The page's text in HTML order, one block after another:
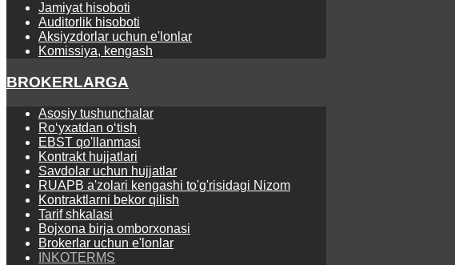
Jamiyat hisoboti
Auditorlik hisoboti
Aksiyzdorlar uchun e'lonlar
Komissiya, kengash
BROKERLARGA
Asosiy tushunchalar
Ro‘yхаtdаn o‘tish
EBST qo'llanmasi
Kontrаkt hujjаtlаri
Savdolar uchun hujjatlar
RUAPB a'zolari kengashi to'g'risidagi Nizom
Kontraktlarni bekor qilish
Tarif shkalasi
Bojxona birja omborxonasi
Brokerlar uchun e'lonlar
INKOTERMS